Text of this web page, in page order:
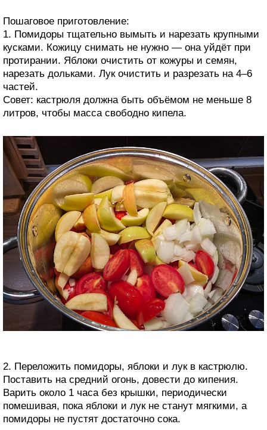
Пошаговое приготовление:
1. Помидоры тщательно вымыть и нарезать крупными
кусками. Кожицу снимать не нужно — она уйдёт при
протирании. Яблоки очистить от кожуры и семян,
нарезать дольками. Лук очистить и разрезать на 4–6
частей.
Совет: кастрюля должна быть объёмом не меньше 8
литров, чтобы масса свободно кипела.
2. Переложить помидоры, яблоки и лук в кастрюлю.
Поставить на средний огонь, довести до кипения.
Варить около 1 часа без крышки, периодически
помешивая, пока яблоки и лук не станут мягкими, а
помидоры не пустят достаточно сока.